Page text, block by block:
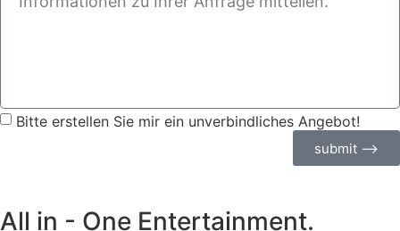
Bitte erstellen Sie mir ein unverbindliches Angebot!
submit ⟶
All in - One Entertainment.